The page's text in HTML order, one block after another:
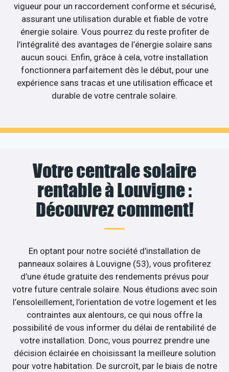
vigueur pour un raccordement conforme et sécurisé,
assurant une utilisation durable et fiable de votre
énergie solaire. Vous pourrez du reste profiter de
l’intégralité des avantages de l’énergie solaire sans
aucun souci. Enfin, grâce à cela, votre installation
fonctionnera parfaitement dès le début, pour une
expérience sans tracas et une utilisation efficace et
durable de votre centrale solaire.
Votre centrale solaire
rentable à Louvigne :
Découvrez comment!
En optant pour notre société d’installation de
panneaux solaires à Louvigne (53), vous profiterez
d’une étude gratuite des rendements prévus pour
votre future centrale solaire. Nous étudions avec soin
l’ensoleillement, l’orientation de votre logement et les
contraintes aux alentours, ce qui nous offre la
possibilité de vous informer du délai de rentabilité de
votre installation. Donc, vous pourrez prendre une
décision éclairée en choisissant la meilleure solution
pour votre habitation. De surcroît, par le biais de notre